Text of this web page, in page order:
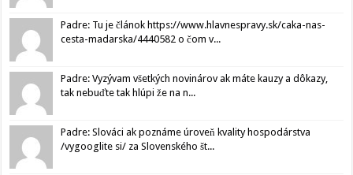
Padre: Tu je článok https://www.hlavnespravy.sk/caka-nas-
cesta-madarska/4440582 o čom v...
Padre: Vyzývam všetkých novinárov ak máte kauzy a dôkazy,
tak nebuďte tak hlúpi že na n...
Padre: Slováci ak poznáme úroveň kvality hospodárstva
/vygooglite si/ za Slovenského št...